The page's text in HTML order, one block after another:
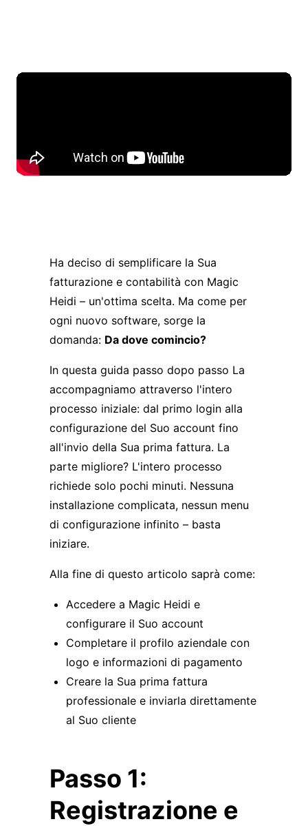
Ha deciso di semplificare la Sua
fatturazione e contabilità con Magic
Heidi – un'ottima scelta. Ma come per
ogni nuovo software, sorge la
domanda: Da dove comincio?
In questa guida passo dopo passo La
accompagniamo attraverso l'intero
processo iniziale: dal primo login alla
configurazione del Suo account fino
all'invio della Sua prima fattura. La
parte migliore? L'intero processo
richiede solo pochi minuti. Nessuna
installazione complicata, nessun menu
di configurazione infinito – basta
iniziare.
Alla fine di questo articolo saprà come:
Accedere a Magic Heidi e
configurare il Suo account
Completare il profilo aziendale con
logo e informazioni di pagamento
Creare la Sua prima fattura
professionale e inviarla direttamente
al Suo cliente
Passo 1:
Registrazione e